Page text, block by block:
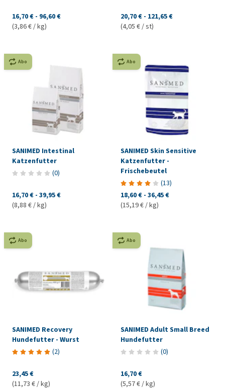
16,70 € - 96,60 €
(3,86 € / kg)
20,70 € - 121,65 €
(4,05 € / st)
Abo
SANIMED Intestinal
Katzenfutter
(0)
16,70 € - 39,95 €
(8,88 € / kg)
Abo
SANIMED Skin Sensitive
Katzenfutter -
Frischebeutel
(13)
18,60 € - 36,45 €
(15,19 € / kg)
Abo
SANIMED Recovery
Hundefutter - Wurst
(2)
23,45 €
(11,73 € / kg)
Abo
SANIMED Adult Small Breed
Hundefutter
(0)
16,70 €
(5,57 € / kg)